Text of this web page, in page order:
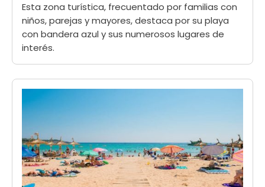
Esta zona turística, frecuentado por familias con
niños, parejas y mayores, destaca por su playa
con bandera azul y sus numerosos lugares de
interés.